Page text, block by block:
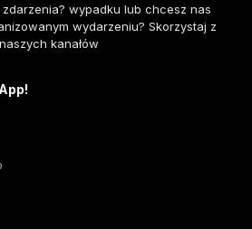
zdarzenia? wypadku lub chcesz nas
wydarzeniu? Skorzystaj z
naszych kanałów